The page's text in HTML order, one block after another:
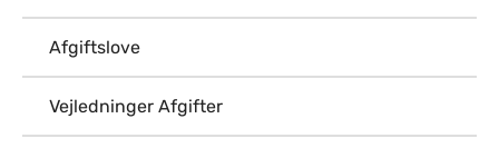
Afgiftslove
Vejledninger Afgifter